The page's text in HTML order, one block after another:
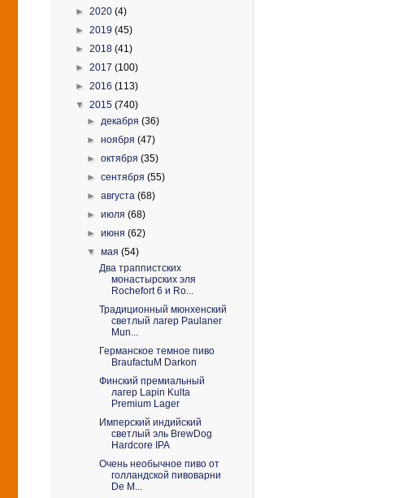
► 2020 (4)
► 2019 (45)
► 2018 (41)
► 2017 (100)
► 2016 (113)
▼ 2015 (740)
► декабря(36)
►ноября(47)
►октября(35)
►сентября(55)
►августа(68)
►июля(68)
►июня(62)
▼мая(54)
Два траппистских
монастырских эля
Rochefort 6 и Ro...
Традиционный мюнхенский
светлый лагер Paulaner
Mun...
Германское темное пиво
BraufactuM Darkon
Финский премиальный
лагер Lapin Kulta
Premium Lager
Имперский индийский
светлый эль BrewDog
Hardcore IPA
Очень необычное пиво от
голландской пивоварни
De M...